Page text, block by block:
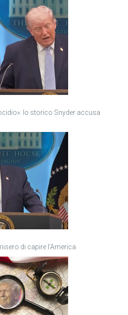
lo storico Snyder accusa
di capire l’America